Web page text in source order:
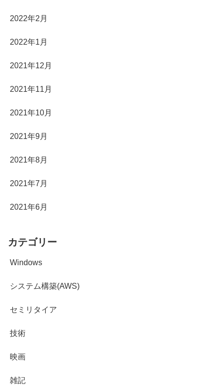
2022年2月
2022年1月
2021年12月
2021年11月
2021年10月
2021年9月
2021年8月
2021年7月
2021年6月
カテゴリー
Windows
システム構築(AWS)
セミリタイア
技術
映画
雑記